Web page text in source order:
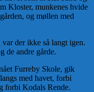
Kloster, munkenes hvide
og møllen med
der ikke så langt igen.
de andre gårde.
Furreby Skole, gik
med havet, forbi
forbi Kodals Rende.